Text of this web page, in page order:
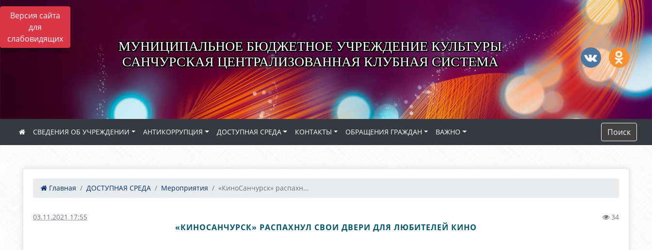
Версия сайта
для
слабовидящих
МУНИЦИПАЛЬНОЕ БЮДЖЕТНОЕ УЧРЕЖДЕНИЕ КУЛЬТУРЫ
САНЧУРСКАЯ ЦЕНТРАЛИЗОВАННАЯ КЛУБНАЯ СИСТЕМА
СВЕДЕНИЯ ОБ УЧРЕЖДЕНИИ АНТИКОРРУПЦИЯ ДОСТУПНАЯ СРЕДА КОНТАКТЫ ОБРАЩЕНИЯ ГРАЖДАН ВАЖНО Поиск
Главная ДОСТУПНАЯ СРЕДА Мероприятия «КиноСанчурск» распахн...
03.11.2021 17:55 34
«КИНОСАНЧУРСК» РАСПАХНУЛ СВОИ ДВЕРИ ДЛЯ ЛЮБИТЕЛЕЙ КИНО